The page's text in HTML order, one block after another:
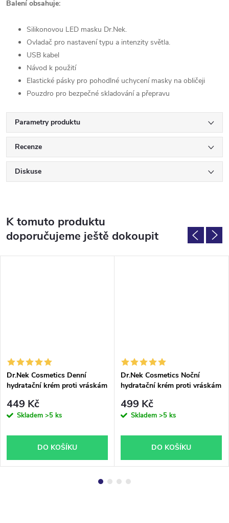
Balení obsahuje:
Silikonovou LED masku Dr.Nek.
Ovladač pro nastavení typu a intenzity světla.
USB kabel
Návod k použití
Elastické pásky pro pohodlné uchycení masky na obličeji
Pouzdro pro bezpečné skladování a přepravu
Parametry produktu
Recenze
Diskuse
K tomuto produktu
doporučujeme ještě dokoupit
Dr.Nek Cosmetics Denní
hydratační krém proti vráskám
449 Kč
Skladem >5 ks
DO KOŠÍKU
Dr.Nek Cosmetics Noční
hydratační krém proti vráskám
499 Kč
Skladem >5 ks
DO KOŠÍKU